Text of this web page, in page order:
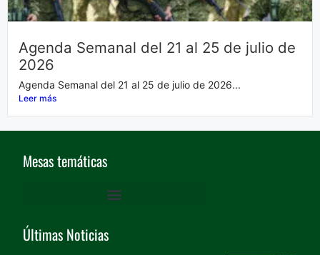
Agenda Semanal del 21 al 25 de julio de
2026
Agenda Semanal del 21 al 25 de julio de 2026...
Leer más
Mesas temáticas
Últimas Noticias